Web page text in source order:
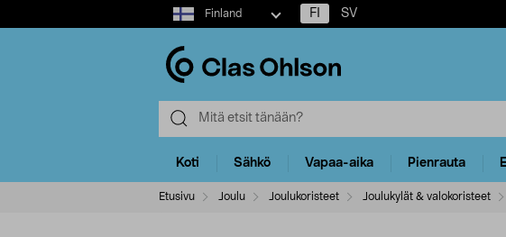
Select
market
Finland FI SV
Koti Sähkö Vapaa-aika Pienrauta
Etusivu Joulu Joulukoristeet Joulukylät & valokoristeet